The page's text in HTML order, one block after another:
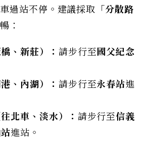
過站不停。建議採取 「分散路
：
、新莊）： 請步行至國父紀念
、內湖）： 請步行至永春站進
北車、淡水）： 請步行至信義
進站。